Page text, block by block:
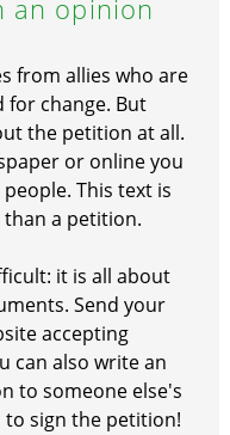
an opinion
from allies who are
for change. But
the petition at all.
or online you
This text is
a petition.
it is all about
Send your
accepting
can also write an
to someone else's
sign the petition!